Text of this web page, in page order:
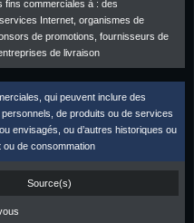
fins commerciales à : des
Internet, organismes de
de promotions, fournisseurs de
de livraison
qui peuvent inclure des
de produits ou de services
envisagés, ou d’autres historiques ou
ou de consommation
Source(s)